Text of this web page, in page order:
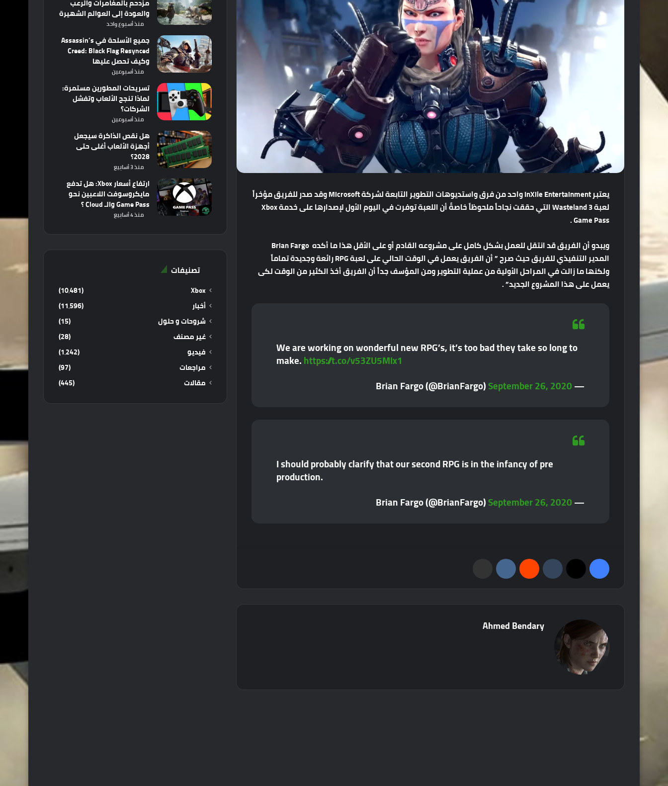
يعتبر InXile Entertainment واحد من فرق واستديوهات التطوير التابعة لشركة Microsoft وقد صدر للفريق مؤخراً
لعبة Wasteland 3 التي حققت نجاحاً ملحوظاً خاصةً أن اللعبة توفرت في اليوم الأول لإصدارها على خدمة Xbox
Game Pass .
ويبدو أن الفريق قد انتقل للعمل بشكل كامل على مشروعه القادم أو على الأقل هذا ما أكده Brian Fargo
المدير التنفيذي للفريق حيث صرح ” أن الفريق يعمل في الوقت الحالي على لعبة RPG رائعة وجديدة تماماً
ولكنها ما زالت في المراحل الأولية من عملية التطوير ومن المؤسف جداً أن الفريق أخذ الكثير من الوقت لكى
يعمل على هذا المشروع الجديد” .
We are working on wonderful new RPG’s, it’s too bad they take so long to
make.https://t.co/v53ZU5MIx1
— Brian Fargo (@BrianFargo)
September 26, 2020
I should probably clarify that our second RPG is in the infancy of pre
production.
— Brian Fargo (@BrianFargo)
September 26, 2020
Ahmed Bendary
مزدحم بالمغامرات والرعب
والعودة إلى العوالم الشهيرة
منذ أسبوع واحد
جميع الأسلحة في Assassin’s
Creed: Black Flag Resynced
وكيف تحصل عليها
منذ أسبوعين
تسريحات المطورين مستمرة:
لماذا تنجح الألعاب وتفشل
الشركات؟
منذ أسبوعين
هل نقص الذاكرة سيجعل
أجهزة الألعاب أغلى حتى
2028؟
منذ 3 أسابيع
ارتفاع أسعار Xbox: هل تدفع
مايكروسوفت اللاعبين نحو
Game Pass والـ Cloud ؟
منذ 4 أسابيع
تصنيفات
Xbox
(10٬481)
أخبار
(11٬596)
شروحات و حلول
(15)
غير مصنف
(28)
فيديو
(1٬242)
مراجعات
(97)
مقالات
(445)